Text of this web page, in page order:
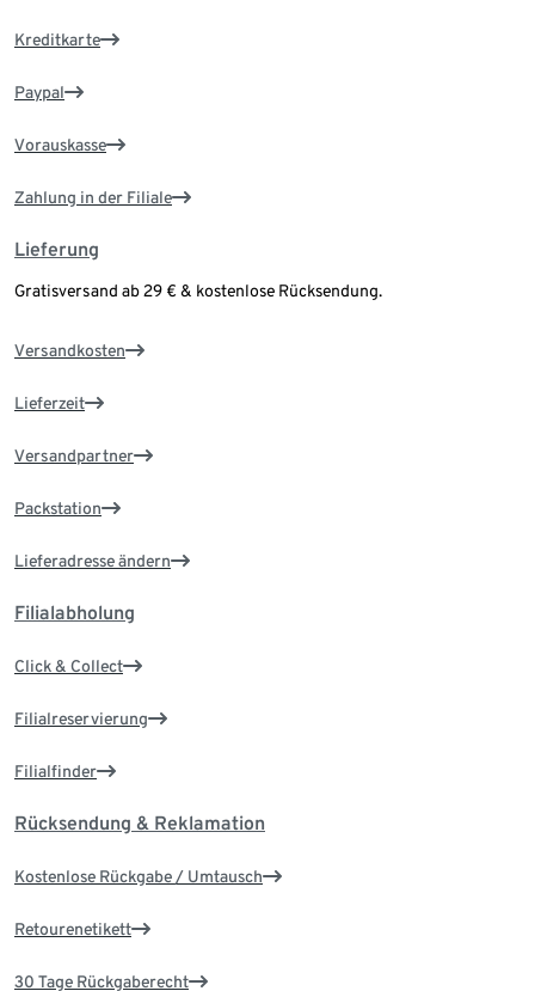
Kreditkarte
Paypal
Vorauskasse
Zahlung in der Filiale
Lieferung
Gratisversand ab 29 € & kostenlose Rücksendung.
Versandkosten
Lieferzeit
Versandpartner
Packstation
Lieferadresse ändern
Filialabholung
Click & Collect
Filialreservierung
Filialfinder
Rücksendung & Reklamation
Kostenlose Rückgabe / Umtausch
Retourenetikett
30 Tage Rückgaberecht